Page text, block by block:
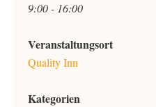
9:00 - 16:00
Veranstaltungsort
Quality Inn
Kategorien